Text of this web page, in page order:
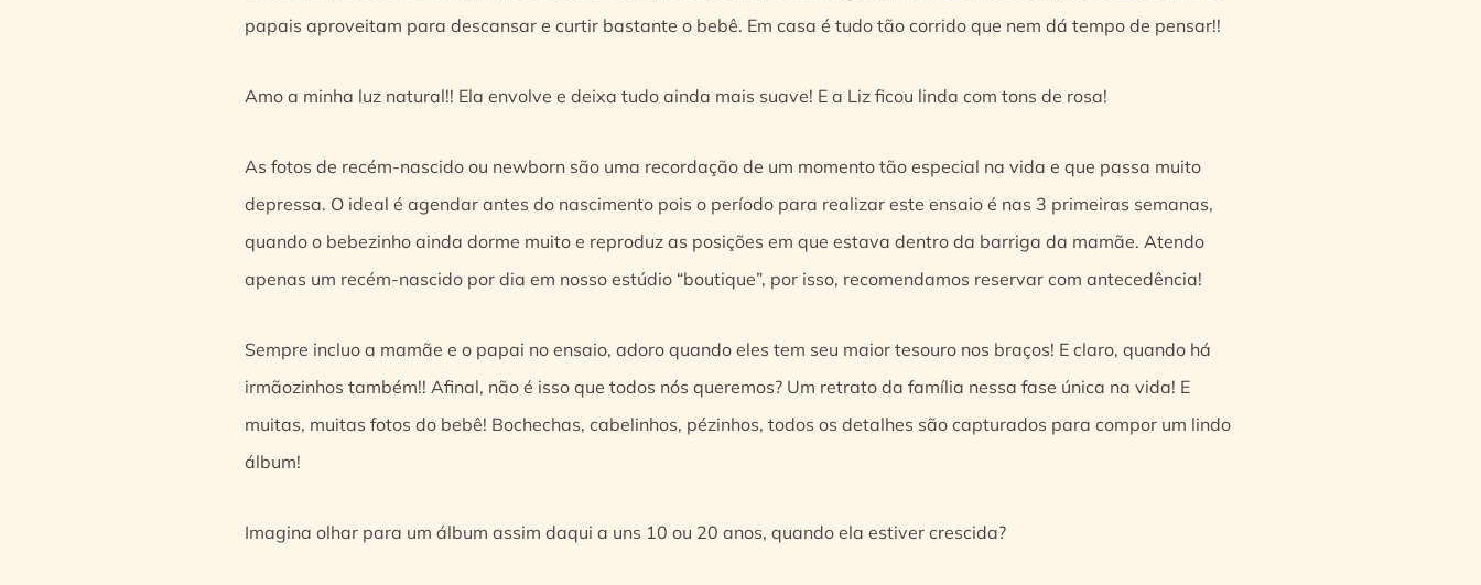
papais aproveitam para descansar e curtir bastante o bebê. Em casa é tudo tão corrido que nem dá tempo de pensar!!
Amo a minha luz natural!! Ela envolve e deixa tudo ainda mais suave! E a Liz ficou linda com tons de rosa!
As fotos de recém-nascido ou newborn são uma recordação de um momento tão especial na vida e que passa muito
depressa. O ideal é agendar antes do nascimento pois o período para realizar este ensaio é nas 3 primeiras semanas,
quando o bebezinho ainda dorme muito e reproduz as posições em que estava dentro da barriga da mamãe. Atendo
apenas um recém-nascido por dia em nosso estúdio “boutique”, por isso, recomendamos reservar com antecedência!
Sempre incluo a mamãe e o papai no ensaio, adoro quando eles tem seu maior tesouro nos braços! E claro, quando há
irmãozinhos também!! Afinal, não é isso que todos nós queremos? Um retrato da família nessa fase única na vida! E
muitas, muitas fotos do bebê! Bochechas, cabelinhos, pézinhos, todos os detalhes são capturados para compor um lindo
álbum!
Imagina olhar para um álbum assim daqui a uns 10 ou 20 anos, quando ela estiver crescida?